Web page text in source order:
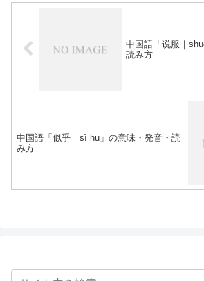
中国語「说服｜
読み方
中国語「似乎｜sì hū」の意味・発音・読
み方